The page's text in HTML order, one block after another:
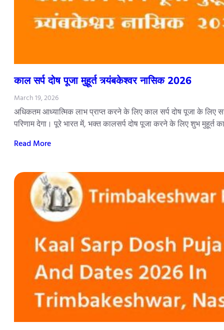
काल सर्प दोष पूजा मुहूर्त त्र्यंबकेश्वर नासिक 2026
March 19, 2026
अधिकतम आध्यात्मिक लाभ प्राप्त करने के लिए काल सर्प दोष पूजा के लिए
परिणाम देगा। पूरे भारत में, भक्त कालसर्प दोष पूजा करने के लिए शुभ मुहूर्त
Read More